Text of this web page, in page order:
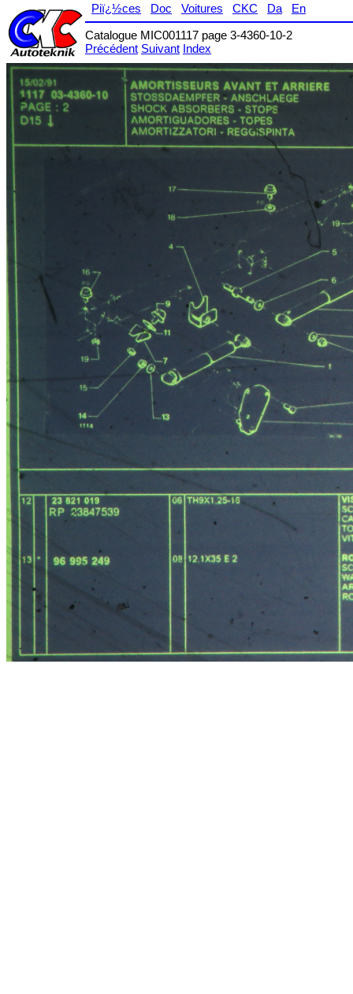
Piï¿½ces Doc Voitures CKC Da
En
Catalogue MIC001117 page 3-4360-10-2
Précédent Suivant Index